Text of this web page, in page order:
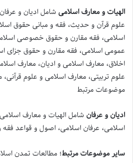
الهیات و معارف اسلامی شامل ادیان و
علوم قرآن و حدیث، فقه و مبانی حقوق
اسلامی، فقه مقارن و حقوق خصوصی
عمومی اسلامی، فقه مقارن و حقوق جزای
اخلاق، معارف اسلامی و ادیان، معارف
علوم تربیتی، معارف اسلامی و علوم
موضوعات مرتبط
ادیان و عرفان شامل الهیات و معارف
اسلامی، عرفان اسلامی، اصول و قواعد
سایر موضوعات مرتبط؛ مطالعات تمدن